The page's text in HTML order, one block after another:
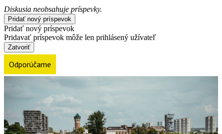
Diskusia neobsahuje príspevky.
Pridať nový príspevok
Pridať nový príspevok
Pridavať príspevok môže len prihlásený užívateľ
Zatvoriť
Odporúčame